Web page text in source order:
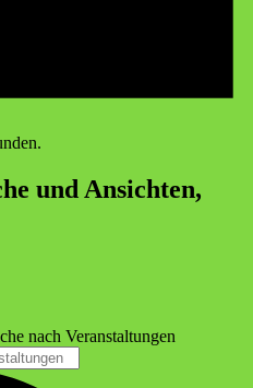
und Ansichten,
nach Veranstaltungen